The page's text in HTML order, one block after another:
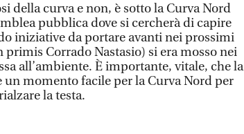
della curva e non, è sotto la Curva Nord
pubblica dove si cercherà di capire
iniziative da portare avanti nei prossimi
Corrado Nastasio) si era mosso nei
all’ambiente. È importante, vitale, che la
un momento facile per la Curva Nord per
la testa.